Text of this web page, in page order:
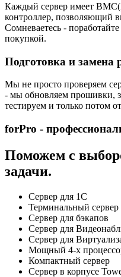
Каждый сервер имеет
контроллер, позволяющий
Сомневаетесь -
покупкой.
Подготовка и замена
Мы не просто проверяем
- мы обновляем прошивки,
тестируем и только потом
forPro -
Поможем с
задачи.
Сервер для 1С
Терминальный сервер
Сервер для бэкапов
Сервер для
Сервер для
Мощный 4-х
Компактный сервер
Сервер в корпусе